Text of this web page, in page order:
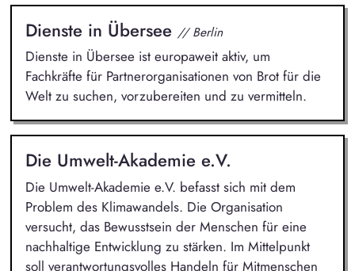
Dienste in Übersee // Berlin
Dienste in Übersee ist europaweit aktiv, um
Fachkräfte für Partnerorganisationen von Brot für die
Welt zu suchen, vorzubereiten und zu vermitteln.
Die Umwelt-Akademie e.V.
Die Umwelt-Akademie e.V. befasst sich mit dem
Problem des Klimawandels. Die Organisation
versucht, das Bewusstsein der Menschen für eine
nachhaltige Entwicklung zu stärken. Im Mittelpunkt
soll verantwortungsvolles Handeln für Mitmenschen